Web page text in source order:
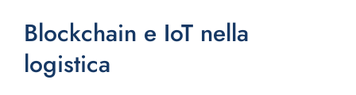
Blockchain e IoT nella
logistica